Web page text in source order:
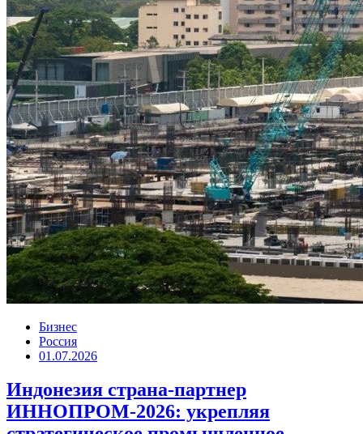
Бизнес
Россия
01.07.2026
Индонезия страна-партнер
ИННОПРОМ-2026: укрепляя